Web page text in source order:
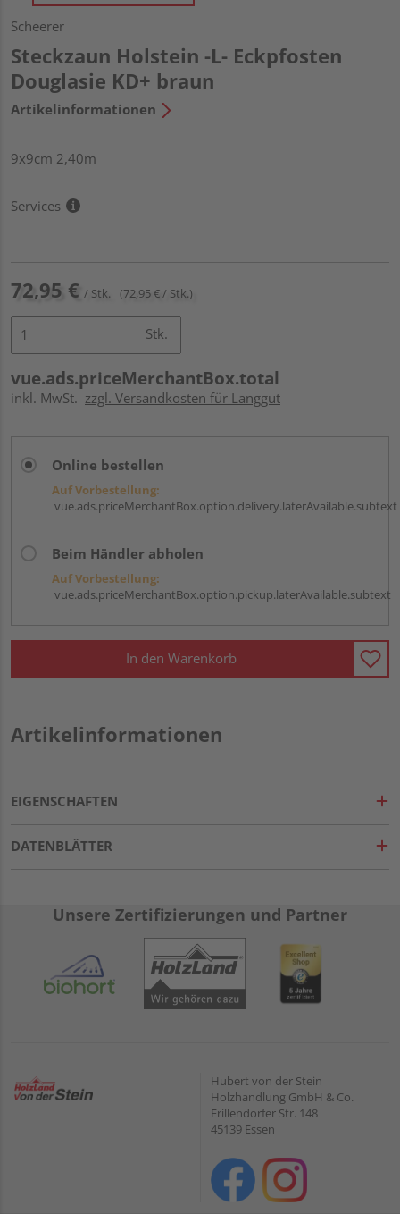
Scheerer
Steckzaun Holstein -L- Eckpfosten
Douglasie KD+ braun
Artikelinformationen
9x9cm 2,40m
Services
72,95 € / Stk. (72,95 € / Stk.)
Stk.
vue.ads.priceMerchantBox.total
inkl. MwSt. zzgl. Versandkosten für Langgut
Online bestellen
Auf Vorbestellung:
vue.ads.priceMerchantBox.option.delivery.laterAvailable.subtext
Beim Händler abholen
Auf Vorbestellung:
vue.ads.priceMerchantBox.option.pickup.laterAvailable.subtext
In den Warenkorb
Artikelinformationen
EIGENSCHAFTEN
DATENBLÄTTER
Unsere Zertifizierungen und Partner
Hubert von der Stein
Holzhandlung GmbH & Co.
Frillendorfer Str. 148
45139 Essen